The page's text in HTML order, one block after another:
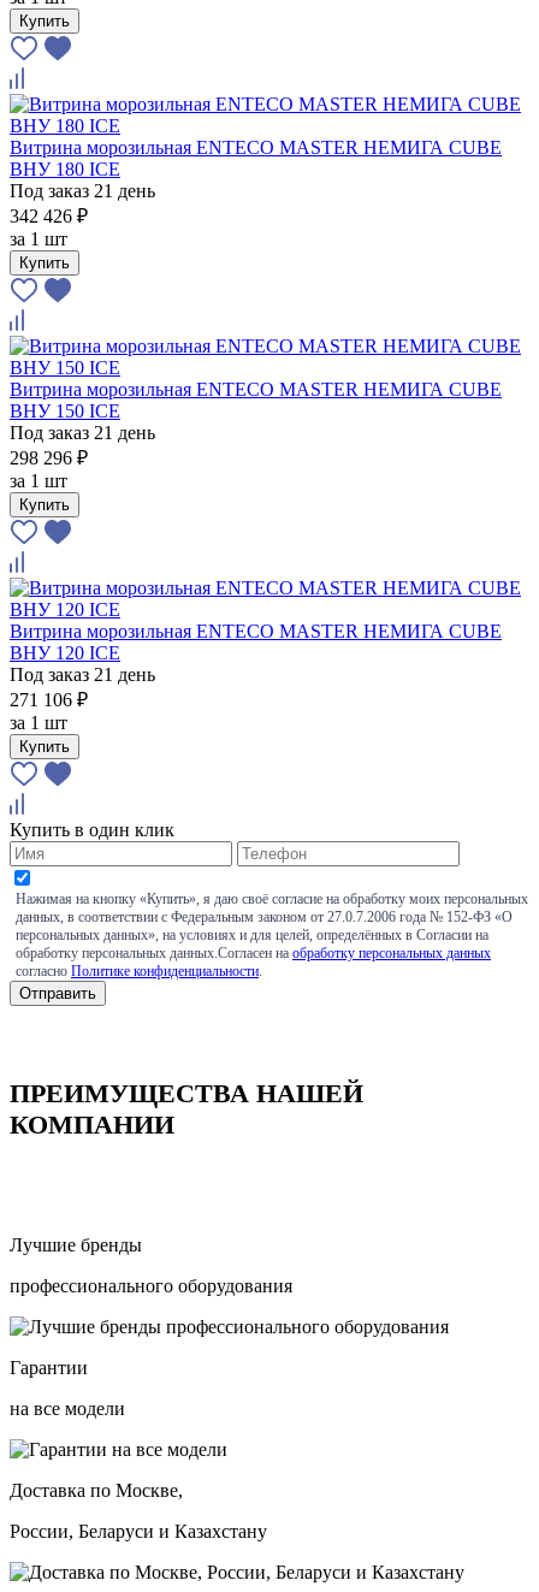
Купить
Витрина морозильная ENTECO MASTER НЕМИГА CUBE
ВНУ 180 ICE
Под заказ 21 день
342 426 ₽
за 1 шт
Купить
Витрина морозильная ENTECO MASTER НЕМИГА CUBE
ВНУ 150 ICE
Под заказ 21 день
298 296 ₽
за 1 шт
Купить
Витрина морозильная ENTECO MASTER НЕМИГА CUBE
ВНУ 120 ICE
Под заказ 21 день
271 106 ₽
за 1 шт
Купить
Купить в один клик
Нажимая на кнопку «Купить», я даю своё согласие на обработку моих персональных
данных, в соответствии с Федеральным законом от 27.0.7.2006 года № 152-ФЗ «О
персональных данных», на условиях и для целей, определённых в Согласии на
обработку персональных данных.Согласен на обработку персональных данных
согласно Политике конфиденциальности
ПРЕИМУЩЕСТВА НАШЕЙ
КОМПАНИИ
Лучшие бренды
профессионального оборудования
Гарантии
на все модели
Доставка по Москве,
России, Беларуси и Казахстану